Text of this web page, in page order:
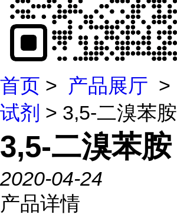
首页 > 产品展厅 >
试剂 > 3,5-二溴苯胺
3,5-二溴苯胺
2020-04-24
产品详情